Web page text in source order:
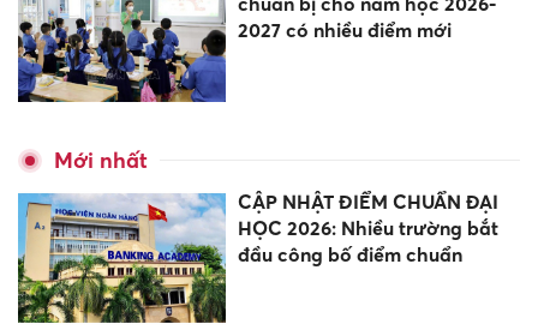
2027 có nhiều điểm mới
Mới nhất
CẬP NHẬT ĐIỂM CHUẨN ĐẠI
HỌC 2026: Nhiều trường bắt
đầu công bố điểm chuẩn